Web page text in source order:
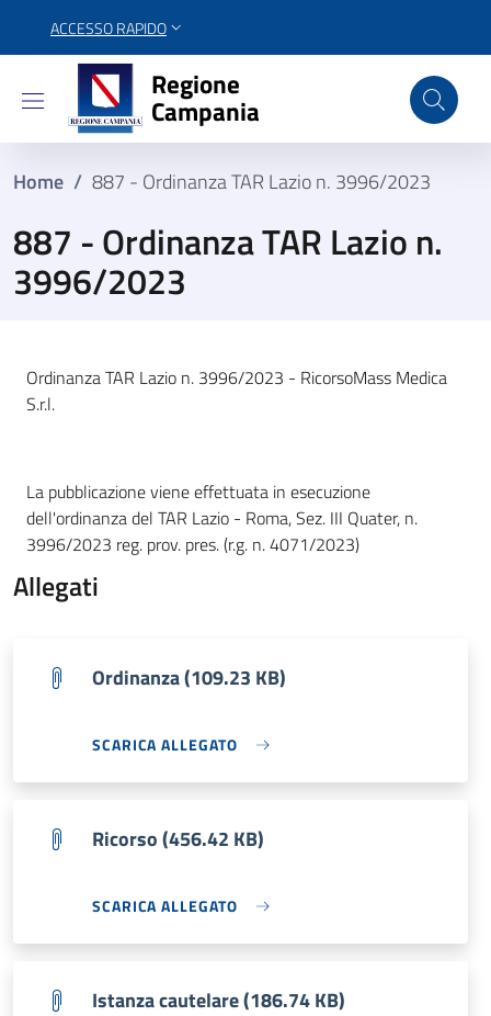
ACCESSO RAPIDO
Regione Campania
Regione
Campania
Home / 887 - Ordinanza TAR Lazio n. 3996/2023
887 - Ordinanza TAR Lazio n.
3996/2023
Ordinanza TAR Lazio n. 3996/2023 - RicorsoMass Medica
S.r.l.
La pubblicazione viene effettuata in esecuzione
dell'ordinanza del TAR Lazio - Roma, Sez. III Quater, n.
3996/2023 reg. prov. pres. (r.g. n. 4071/2023)
Allegati
Ordinanza (109.23 KB)
SCARICA ALLEGATO
Ricorso (456.42 KB)
SCARICA ALLEGATO
Istanza cautelare (186.74 KB)